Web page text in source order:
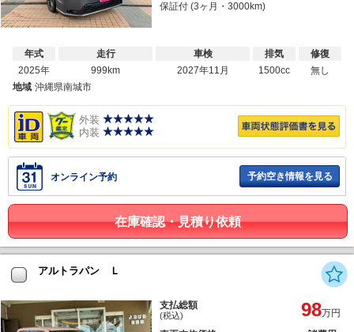
保証付 (3ヶ月・3000km)
年式
2025年
走行
999km
車検
2027年11月
排気
1500cc
修復
無し
地域 沖縄県南城市
外装
内装
オンライン予約 予約空き情報を見る
在庫確認・見積り依頼
アルトラパン Ｌ
支払総額
(税込) 98万円